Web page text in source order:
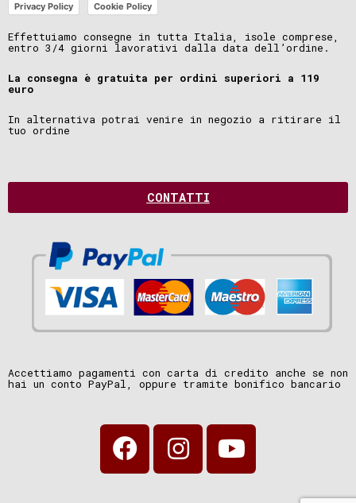
Privacy Policy Cookie Policy
Effettuiamo consegne in tutta Italia, isole comprese,
entro 3/4 giorni lavorativi dalla data dell’ordine.
La consegna è gratuita per ordini superiori a 119
euro
In alternativa potrai venire in negozio a ritirare il
tuo ordine
CONTATTI
Accettiamo pagamenti con carta di credito anche se non
hai un conto PayPal, oppure tramite bonifico bancario